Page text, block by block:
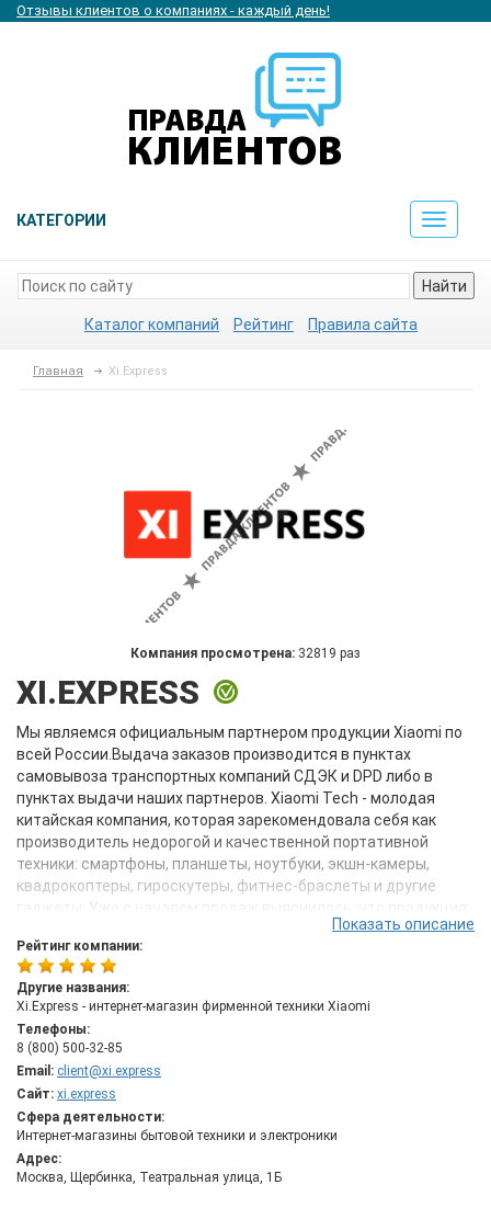
Отзывы клиентов о компаниях - каждый день!
КАТЕГОРИИ
Toggle
Найти
Каталог компаний Рейтинг Правила сайта
Главная Xi.Express
Компания просмотрена: 32819 раз
XI.EXPRESS
Мы являемся официальным партнером продукции Xiaomi по
всей России.Выдача заказов производится в пунктах
самовывоза транспортных компаний СДЭК и DPD либо в
пунктах выдачи наших партнеров. Xiaomi Tech - молодая
китайская компания, которая зарекомендовала себя как
производитель недорогой и качественной портативной
техники: смартфоны, планшеты, ноутбуки, экшн-камеры,
квадрокоптеры, гироскутеры, фитнес-браслеты и другие
гаджеты. Уже с началом продаж выяснилось, что продукция
Xiaomi оказалась способной конкурировать с самыми
именитыми брендами как на азиатском, так и на мировом
рынке. Большое внимание компания уделила и российскому
рынку, поставляя нам свои самые популярные устройства и
сохраняя при этом низкие цены. В данный момент
портативная техника Xiaomi является одним из лучших
вариантов по соотношению цены и качества, оставляя
позади и более именитые аналоги. На нашем сайте вы
можете найти всю необходимую информацию о продукции
Xiaomi и заказать ее доставкой по России по самым низким
ценам, а наши специалисты ответят на все интересующие
вопросы.
Показать описание
Рейтинг компании:
Другие названия:
Xi.Express - интернет-магазин фирменной техники Xiaomi
Телефоны:
8 (800) 500-32-85
Email: client@xi.express
Сайт: xi.express
Сфера деятельности:
Интернет-магазины бытовой техники и электроники
Адрес:
Москва, Щербинка, Театральная улица, 1Б